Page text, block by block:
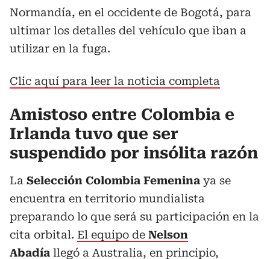
Normandía, en el occidente de Bogotá, para
ultimar los detalles del vehículo que iban a
utilizar en la fuga.
Clic aquí para leer la noticia completa
Amistoso entre Colombia e
Irlanda tuvo que ser
suspendido por insólita razón
La Selección Colombia Femenina ya se
encuentra en territorio mundialista
preparando lo que será su participación en la
cita orbital. El equipo de Nelson
Abadía llegó a Australia, en principio,